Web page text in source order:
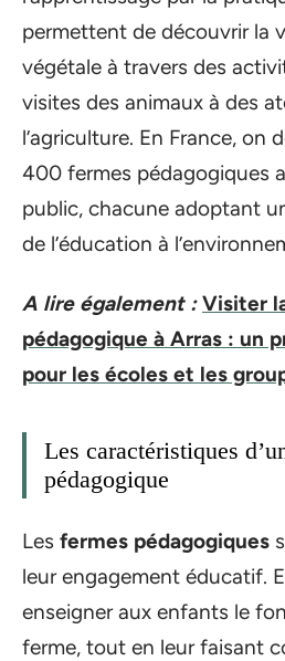
permettent de découvrir la
végétale à travers des
visites des animaux à des
l’agriculture. En France, on
400 fermes pédagogiques
public, chacune adoptant
de l’éducation à
A lire également : Visiter
pédagogique à Arras : un
pour les écoles et les
Les caractéristiques
pédagogique
Les fermes pédagogiques
leur engagement éducatif.
enseigner aux enfants le
ferme, tout en leur faisant